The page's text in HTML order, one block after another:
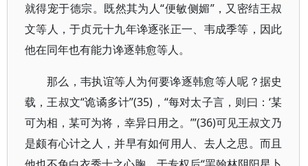
就得宠于德宗。既然其为人“便敏侧媚”，又密结王叔
文等人，于贞元十九年谗逐张正一、韦成季等，因此
他在同年也有能力谗逐韩愈等人。
那么，韦执谊等人为何要谗逐韩愈等人呢？据史
载，王叔文“诡谲多计”(35)，“每对太子言，则曰：‘某
可为相，某可为将，幸异日用之。’”(36)可见王叔文乃
是颇有心计之人，并早有如何用人、去人之思。而且